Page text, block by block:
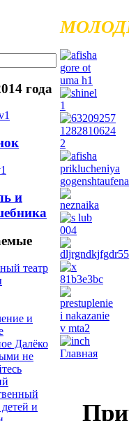
года
и
театр
и
Далёко
не
детей и
Главная